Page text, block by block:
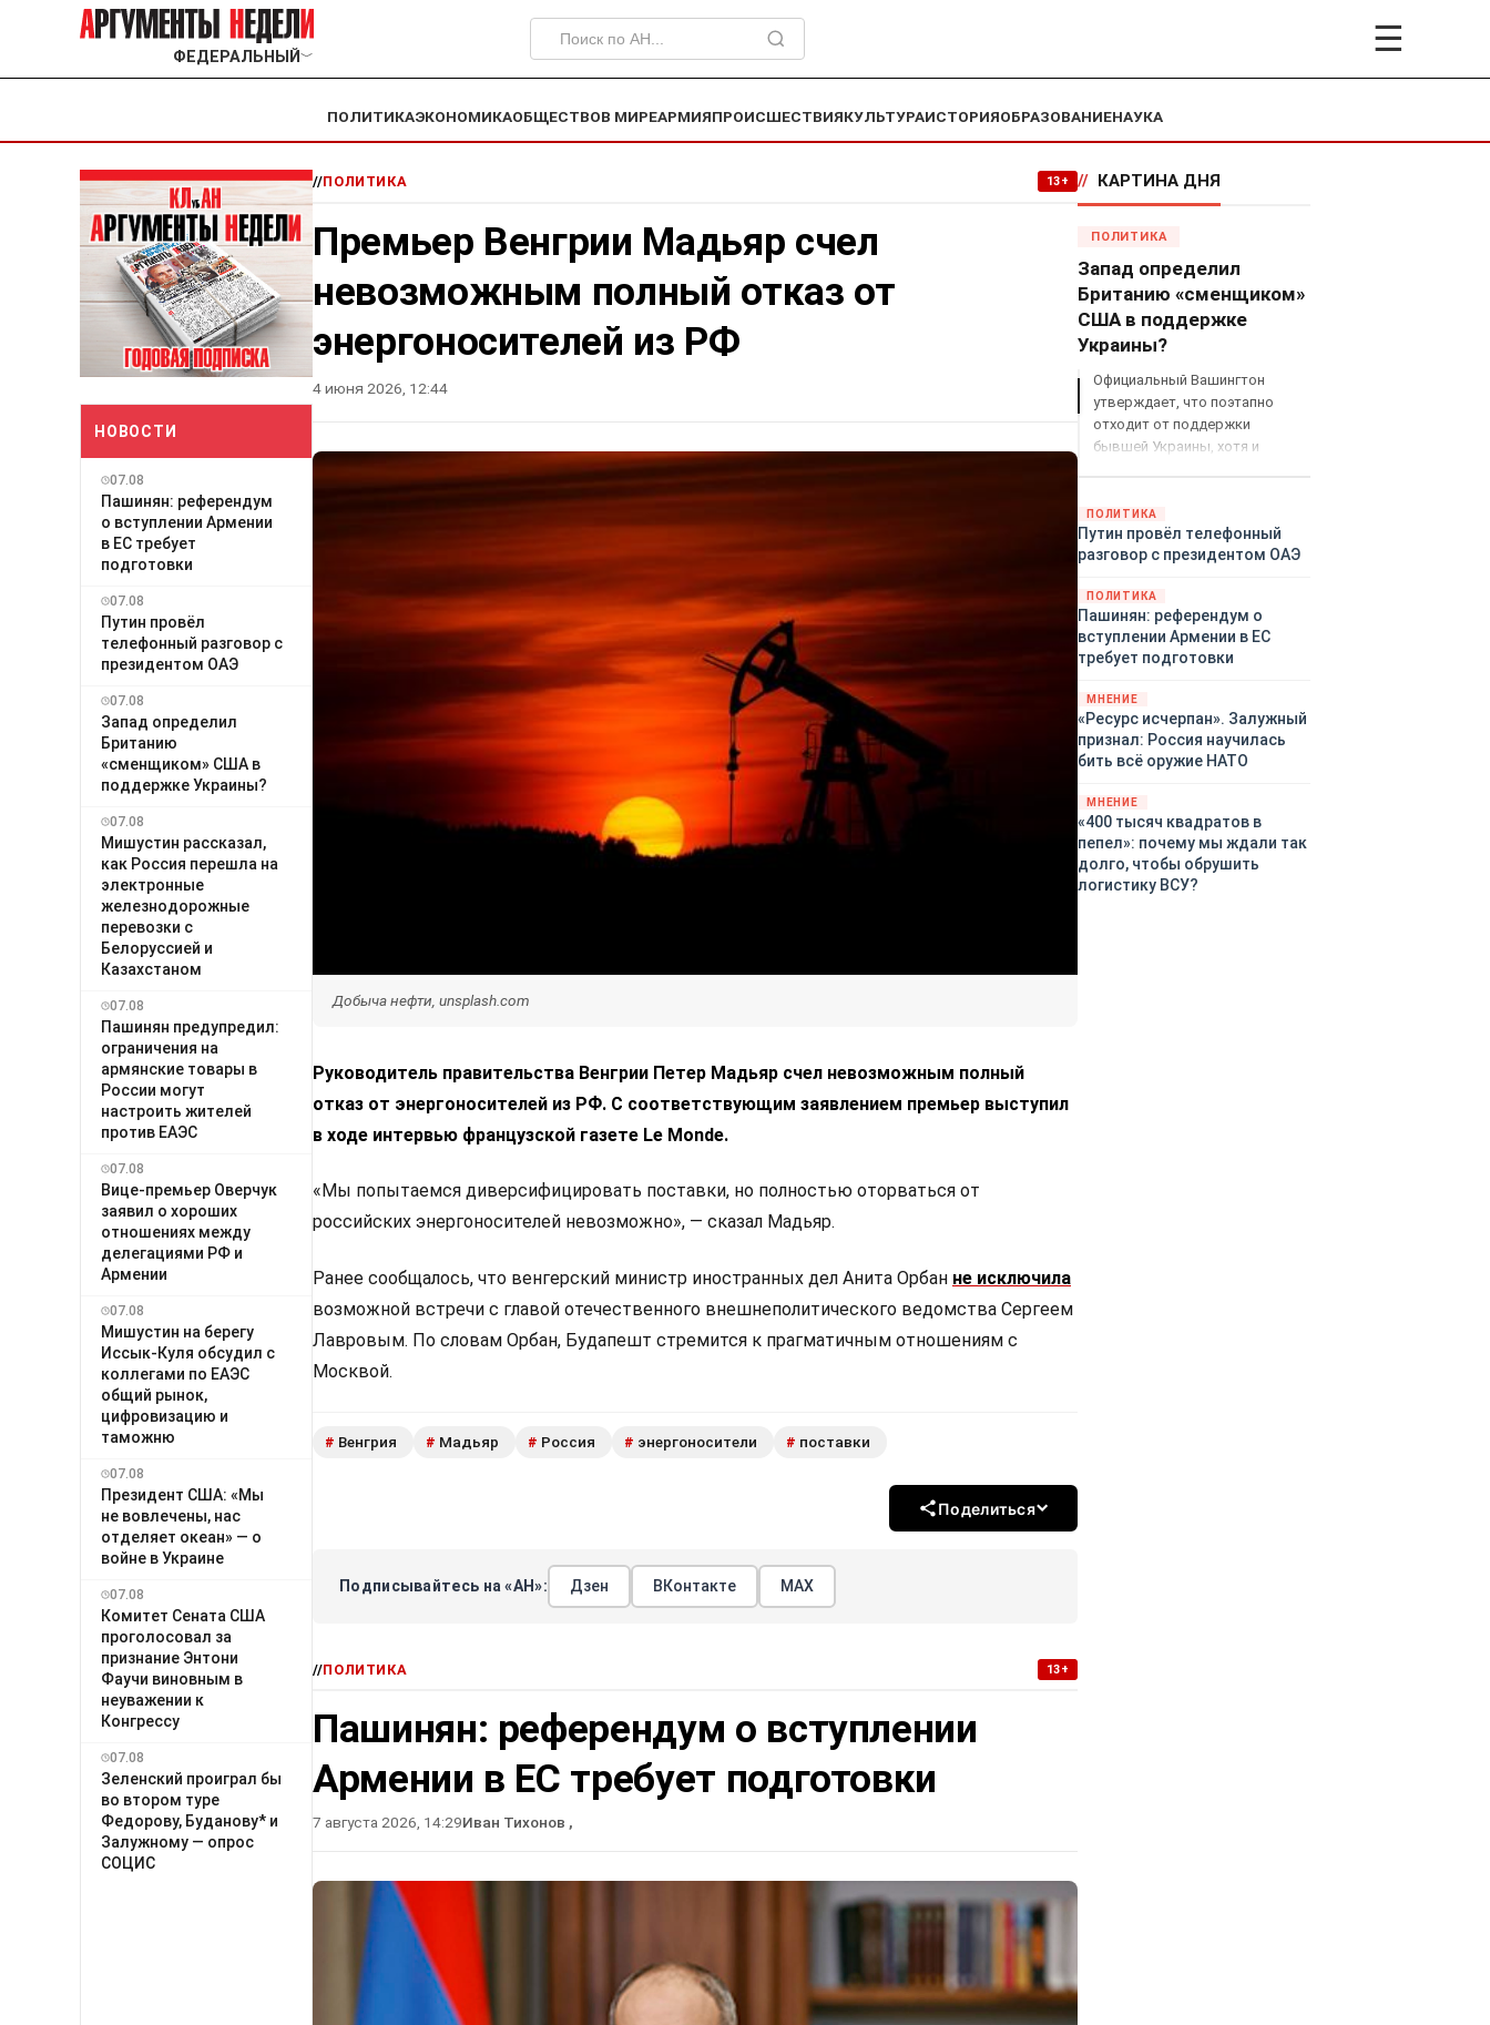
ФЕДЕРАЛЬНЫЙ ﹀ ☰
ПОЛИТИКАЭКОНОМИКАОБЩЕСТВОВ МИРЕАРМИЯПРОИСШЕСТВИЯКУЛЬТУРАИСТОРИЯОБРАЗОВАНИЕНАУКА
НОВОСТИ
07.08
Пашинян: референдум
о вступлении Армении
в ЕС требует
подготовки
07.08
Путин провёл
телефонный разговор с
президентом ОАЭ
07.08
Запад определил
Британию
«сменщиком» США в
поддержке Украины?
07.08
Мишустин рассказал,
как Россия перешла на
электронные
железнодорожные
перевозки с
Белоруссией и
Казахстаном
07.08
Пашинян предупредил:
ограничения на
армянские товары в
России могут
настроить жителей
против ЕАЭС
07.08
Вице-премьер Оверчук
заявил о хороших
отношениях между
делегациями РФ и
Армении
07.08
Мишустин на берегу
Иссык-Куля обсудил с
коллегами по ЕАЭС
общий рынок,
цифровизацию и
таможню
07.08
Президент США: «Мы
не вовлечены, нас
отделяет океан» — о
войне в Украине
07.08
Комитет Сената США
проголосовал за
признание Энтони
Фаучи виновным в
неуважении к
Конгрессу
07.08
Зеленский проиграл бы
во втором туре
Федорову, Буданову* и
Залужному — опрос
СОЦИС
//ПОЛИТИКА 13+
Премьер Венгрии Мадьяр счел
невозможным полный отказ от
энергоносителей из РФ
4 июня 2026, 12:44
Добыча нефти, unsplash.com
Руководитель правительства Венгрии Петер Мадьяр счел невозможным полный
отказ от энергоносителей из РФ. С соответствующим заявлением премьер выступил
в ходе интервью французской газете Le Monde.
«Мы попытаемся диверсифицировать поставки, но полностью оторваться от
российских энергоносителей невозможно», — сказал Мадьяр.
Ранее сообщалось, что венгерский министр иностранных дел Анита Орбан не исключила
возможной встречи с главой отечественного внешнеполитического ведомства Сергеем
Лавровым. По словам Орбан, Будапешт стремится к прагматичным отношениям с
Москвой.
# Венгрия # Мадьяр # Россия # энергоносители # поставки
Поделиться
Подписывайтесь на «АН»: Дзен ВКонтакте МАХ
//ПОЛИТИКА 13+
Пашинян: референдум о вступлении
Армении в ЕС требует подготовки
7 августа 2026, 14:29Иван Тихонов ,
// КАРТИНА ДНЯ
ПОЛИТИКА
Запад определил
Британию «сменщиком»
США в поддержке
Украины?
Официальный Вашингтон
утверждает, что поэтапно
отходит от поддержки
бывшей Украины, хотя и
закупленное ранее оружие.
Также американская
администрация скидывает на
киевского режима оружием,
которое стремится продавать
всем новым снабженцам.
Однако часто возникают
предположения о возможном
«сменщике» американцев на
этом позорном посту.
Рассмотрим, кто же рвётся на
ПОЛИТИКА
Путин провёл телефонный
разговор с президентом ОАЭ
ПОЛИТИКА
Пашинян: референдум о
вступлении Армении в ЕС
требует подготовки
МНЕНИЕ
«Ресурс исчерпан». Залужный
признал: Россия научилась
бить всё оружие НАТО
МНЕНИЕ
«400 тысяч квадратов в
пепел»: почему мы ждали так
долго, чтобы обрушить
логистику ВСУ?